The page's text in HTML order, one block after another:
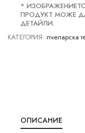
*
ПРОДУКТ МОЖЕ
ДЕТАЙЛИ.
КАТЕГОРИЯ: пчеларска
ОПИСАНИЕ